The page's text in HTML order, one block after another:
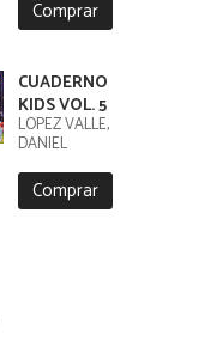
Comprar
CUADERNO
KIDS VOL. 5
LÓPEZ VALLE,
DANIEL
Comprar